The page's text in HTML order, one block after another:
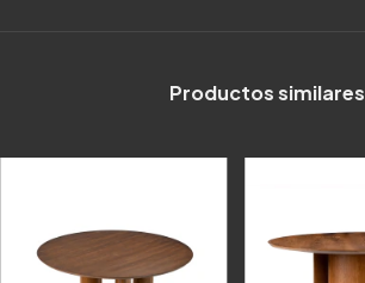
Productos similares